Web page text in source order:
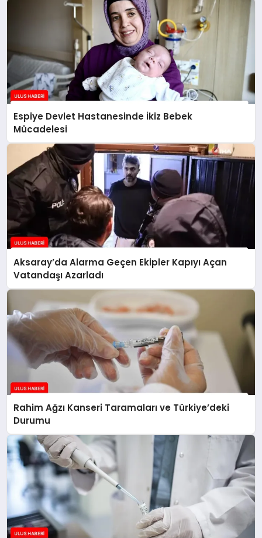
Espiye Devlet Hastanesinde İkiz Bebek
Mücadelesi
Aksaray’da Alarma Geçen Ekipler Kapıyı Açan
Vatandaşı Azarladı
Rahim Ağzı Kanseri Taramaları ve Türkiye’deki
Durumu